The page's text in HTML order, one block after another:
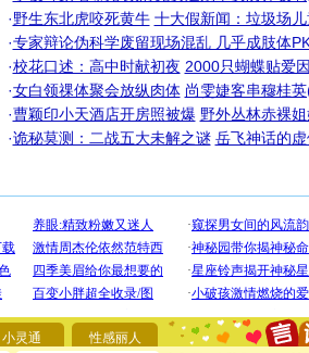
·野生东北虎咬死黄牛 十大假新闻：垃圾场
·专家辩论伪科学废留现场混乱 几乎成肢体
·校花口述：高中时献初夜 2000只蝴蝶贴爱
·女白领祼体聚会放纵肉体 尚雯婕客串穆桂
·曹颖印小天酒店开房照被爆 野外丛林赤裸
·诡秘莫测：二战五大未解之谜 岳飞神话的
小灵通 性感丽人
[圣诞节]圣诞节到了，
要平安！千万要知足！
[圣诞节]不只这样的日